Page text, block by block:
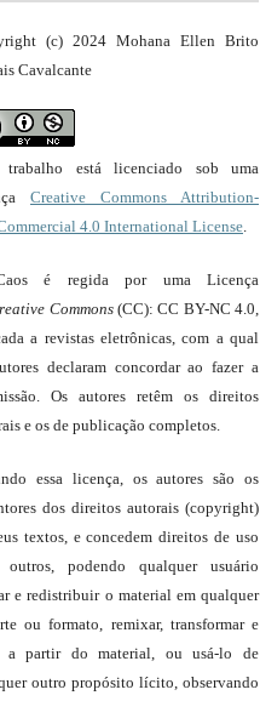
(c) 2024 Mohana Ellen Brito
Cavalcante
trabalho está licenciado sob uma
Creative Commons Attribution-
4.0 International License.
é regida por uma Licença
Commons(CC): CC BY-NC 4.0,
a revistas eletrônicas, com a qual
declaram concordar ao fazer a
Os autores retêm os direitos
e os de publicação completos.
essa licença, os autores são os
dos direitos autorais (copyright)
textos, e concedem direitos de uso
outros, podendo qualquer usuário
e redistribuir o material em qualquer
ou formato, remixar, transformar e
a partir do material, ou usá-lo de
outro propósito lícito, observando